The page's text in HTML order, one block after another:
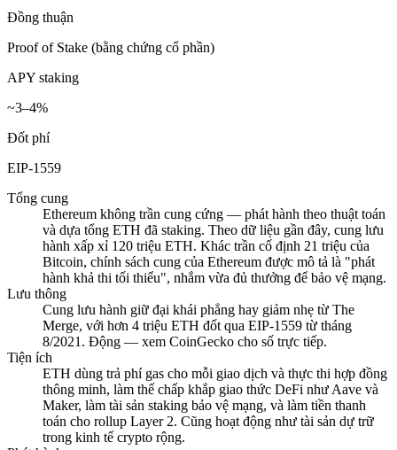
Đồng thuận
Proof of Stake (bằng chứng cổ phần)
APY staking
~3–4%
Đốt phí
EIP-1559
Tổng cung
Ethereum không trần cung cứng — phát hành theo thuật toán
và dựa tổng ETH đã staking. Theo dữ liệu gần đây, cung lưu
hành xấp xỉ 120 triệu ETH. Khác trần cố định 21 triệu của
Bitcoin, chính sách cung của Ethereum được mô tả là "phát
hành khả thi tối thiểu", nhắm vừa đủ thưởng để bảo vệ mạng.
Lưu thông
Cung lưu hành giữ đại khái phẳng hay giảm nhẹ từ The
Merge, với hơn 4 triệu ETH đốt qua EIP-1559 từ tháng
8/2021. Động — xem CoinGecko cho số trực tiếp.
Tiện ích
ETH dùng trả phí gas cho mỗi giao dịch và thực thi hợp đồng
thông minh, làm thế chấp khắp giao thức DeFi như Aave và
Maker, làm tài sản staking bảo vệ mạng, và làm tiền thanh
toán cho rollup Layer 2. Cũng hoạt động như tài sản dự trữ
trong kinh tế crypto rộng.